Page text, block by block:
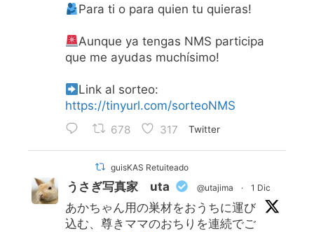
Para ti o para quien tu quieras!
Aunque ya tengas NMS participa
que me ayudas muchísimo!
Link al sorteo:
https://tinyurl.com/sorteoNMS
678 317 Twitter
guisKAS Retuiteado
うさぎ写真家 uta @utajima · 1 Dic
あかちゃん用の巣材をおうちに運び
込む、尊きママのおちりを連続でご